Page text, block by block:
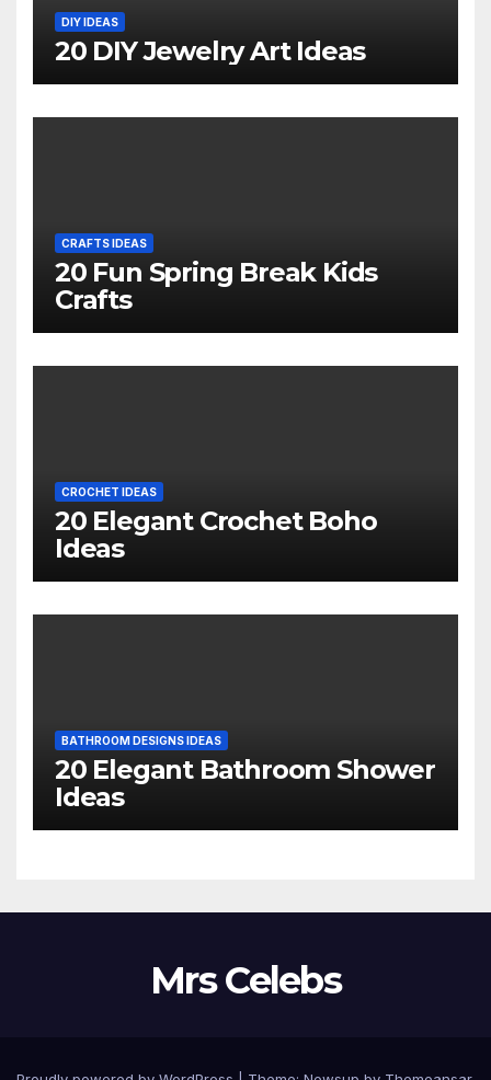
DIY IDEAS
20 DIY Jewelry Art Ideas
CRAFTS IDEAS
20 Fun Spring Break Kids
Crafts
CROCHET IDEAS
20 Elegant Crochet Boho
Ideas
BATHROOM DESIGNS IDEAS
20 Elegant Bathroom Shower
Ideas
Mrs Celebs